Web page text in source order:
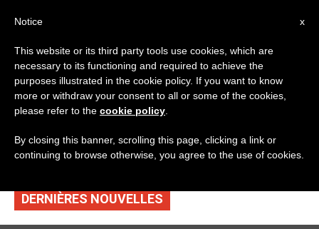
TAG
Posts Tagged ‘كورونا
فيروس’
DERNIÈRES NOUVELLES
x
Notice
This website or its third party tools use cookies, which are
necessary to its functioning and required to achieve the
purposes illustrated in the cookie policy. If you want to know
more or withdraw your consent to all or some of the cookies,
please refer to the cookie policy
By closing this banner, scrolling this page, clicking a link or
continuing to browse otherwise, you agree to the use of cookies.